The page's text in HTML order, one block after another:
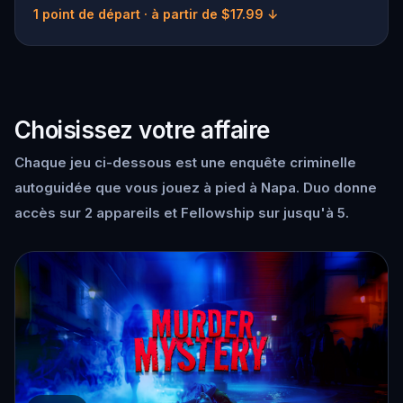
1 point de départ · à partir de $17.99 ↓
Choisissez votre affaire
Chaque jeu ci-dessous est une enquête criminelle
autoguidée que vous jouez à pied à Napa. Duo donne
accès sur 2 appareils et Fellowship sur jusqu'à 5.